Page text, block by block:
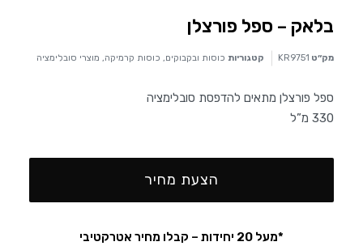
בלאק – ספל פורצלן
מק״ט KR9751 קטגוריות כוסות ובקבוקים, כוסות קרמיקה, מוצרי סובלימציה
ספל פורצלן מתאים להדפסת סובלימציה
330 מ”ל
הצעת מחיר
*מעל 20 יחידות – קבלו מחיר אטרקטיבי